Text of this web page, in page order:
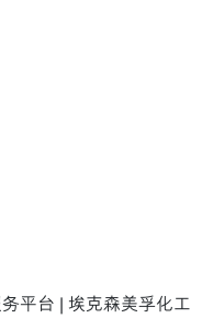
平台 | 埃克森美孚化工